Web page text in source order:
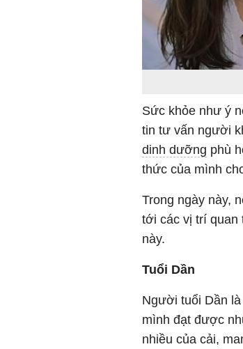
Sức khỏe như ý
tin tư vấn người
dinh dưỡng phù
thức của mình
Trong ngày này,
tới các vị trí quan
này.
Tuổi Dần
Người tuổi Dần
mình đạt được
nhiều của cải,